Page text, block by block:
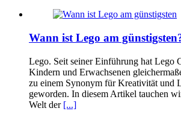
Wann ist Lego am
Lego. Seit seiner Einführung hat Lego
Kindern und Erwachsenen
zu einem Synonym für Kreativität und
geworden. In diesem Artikel tauchen
Welt der [...]